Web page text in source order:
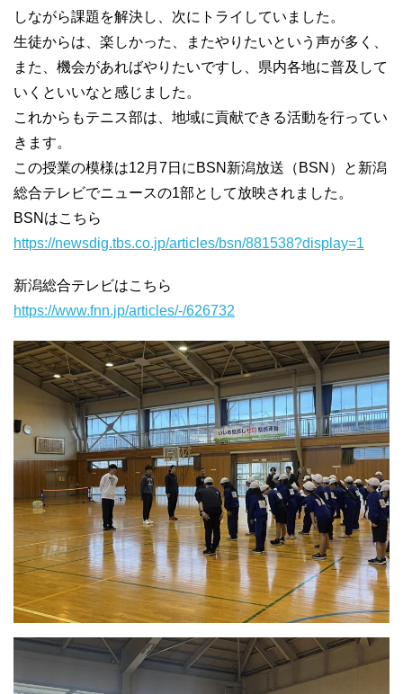
しながら課題を解決し、次にトライしていました。
生徒からは、楽しかった、またやりたいという声が多く、
また、機会があればやりたいですし、県内各地に普及して
いくといいなと感じました。
これからもテニス部は、地域に貢献できる活動を行ってい
きます。
この授業の模様は12月7日にBSN新潟放送（BSN）と新潟
総合テレビでニュースの1部として放映されました。
BSNはこちら
https://newsdig.tbs.co.jp/articles/bsn/881538?display=1
新潟総合テレビはこちら
https://www.fnn.jp/articles/-/626732